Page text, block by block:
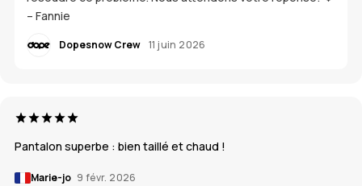
– Fannie
Dopesnow Crew 11 juin 2026
Pantalon superbe : bien taillé et chaud !
Marie-jo 9 févr. 2026